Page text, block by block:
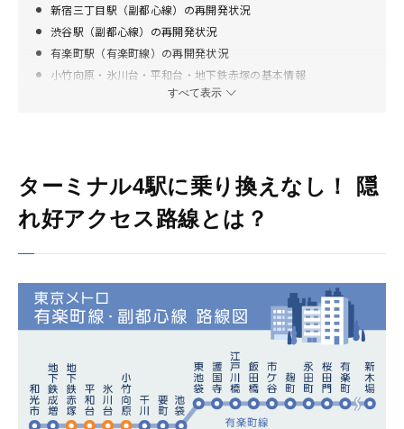
新宿三丁目駅（副都心線）の再開発状況
渋谷駅（副都心線）の再開発状況
有楽町駅（有楽町線）の再開発状況
小竹向原・氷川台・平和台・地下鉄赤塚の基本情報
現在のまちの様子※2021年4月時点
すべて表示
ターミナル4駅に乗り換えなし！ 隠
れ好アクセス路線とは？